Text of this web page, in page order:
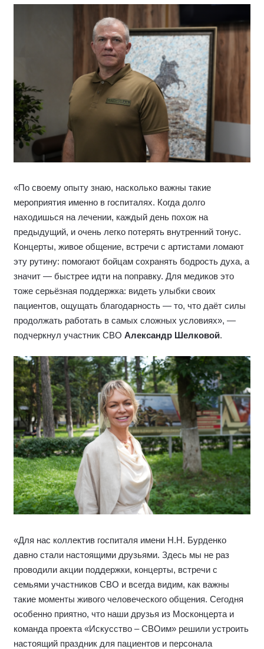
«По своему опыту знаю, насколько важны такие
мероприятия именно в госпиталях. Когда долго
находишься на лечении, каждый день похож на
предыдущий, и очень легко потерять внутренний тонус.
Концерты, живое общение, встречи с артистами ломают
эту рутину: помогают бойцам сохранять бодрость духа, а
значит — быстрее идти на поправку. Для медиков это
тоже серьёзная поддержка: видеть улыбки своих
пациентов, ощущать благодарность — то, что даёт силы
продолжать работать в самых сложных условиях», —
подчеркнул участник СВО Александр Шелковой.
«Для нас коллектив госпиталя имени Н.Н. Бурденко
давно стали настоящими друзьями. Здесь мы не раз
проводили акции поддержки, концерты, встречи с
семьями участников СВО и всегда видим, как важны
такие моменты живого человеческого общения. Сегодня
особенно приятно, что наши друзья из Москонцерта и
команда проекта «Искусство – СВОим» решили устроить
настоящий праздник для пациентов и персонала